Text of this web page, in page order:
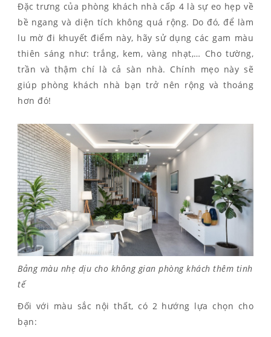
Đặc trưng của phòng khách nhà cấp 4 là sự eo hẹp về
bề ngang và diện tích không quá rộng. Do đó, để làm
lu mờ đi khuyết điểm này, hãy sử dụng các gam màu
thiên sáng như: trắng, kem, vàng nhạt,… Cho tường,
trần và thậm chí là cả sàn nhà. Chính mẹo này sẽ
giúp phòng khách nhà bạn trở nên rộng và thoáng
hơn đó!
Bảng màu nhẹ dịu cho không gian phòng khách thêm tinh
tế
Đối với màu sắc nội thất, có 2 hướng lựa chọn cho
bạn: